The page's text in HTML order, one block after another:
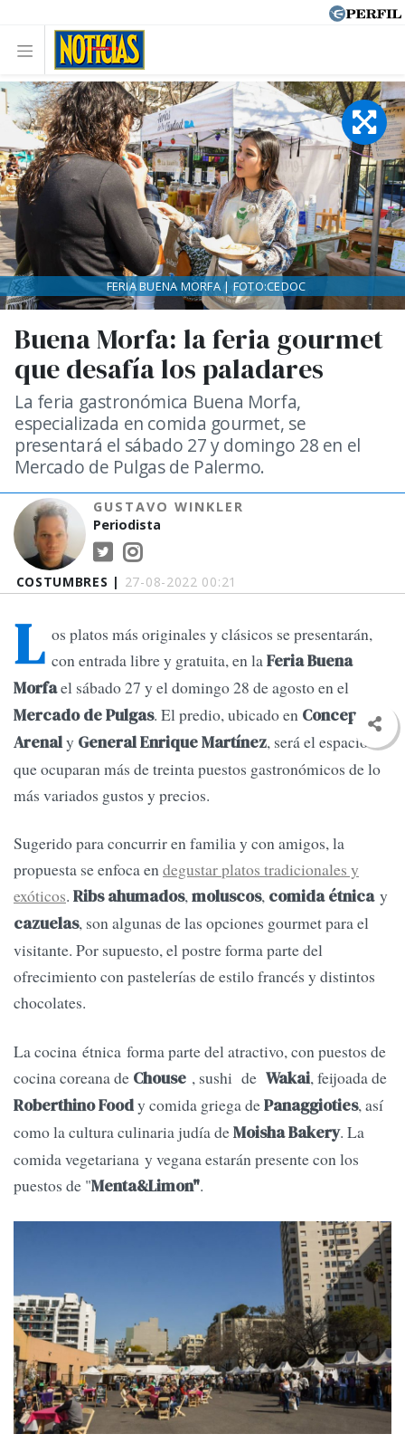
COSTUMBRES | 27-08-2022 00:21
Buena Morfa: la feria gourmet
que desafía los paladares
La feria gastronómica Buena Morfa,
especializada en comida gourmet, se
presentará el sábado 27 y domingo 28 en el
Mercado de Pulgas de Palermo.
GUSTAVO WINKLER
Periodista
FERIA BUENA MORFA | FOTO:CEDOC
L os platos más originales y clásicos se presentarán,
con entrada libre y gratuita, en laFeria Buena
Morfael sábado 27 y el domingo 28 de agosto en el
Mercado de Pulgas. El predio, ubicado en Concepción
Arenaly General Enrique Martínez, será el espacio
que ocuparan más de treinta puestos gastronómicos de lo
más variados gustos y precios.
Sugerido para concurrir en familia y con amigos, la
propuesta se enfoca endegustar platos tradicionales y
exóticos. Ribs ahumados,moluscos, comida étnicay
cazuelas, son algunas de las opciones gourmet para el
visitante. Por supuesto, el postre forma parte del
ofrecimiento con pastelerías de estilo francés y distintos
chocolates.
La cocina étnica forma parte del atractivo, con puestos de
cocina coreana de Chouse , sushi de Wakai, feijoada de
Roberthino Foody comida griega dePanaggioties, así
como la cultura culinaria judía deMoisha Bakery. La
comida vegetariana y vegana estarán presente con los
puestos de "Menta&Limon".